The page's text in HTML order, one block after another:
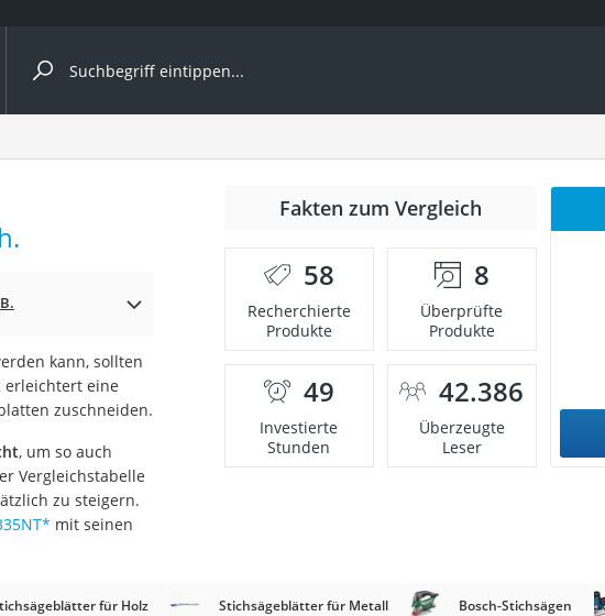
Kategorie
kann, sollten
erleichtert eine
zuschneiden.
, um so auch
Vergleichstabelle
zu steigern.
* mit seinen
Fakten zum Vergleich
58
Recherchierte
Produkte
8
Überprüfte
Produkte
49
Investierte
Stunden
42.386
Überzeugte
Leser
für Holz Stichsägeblätter für Metall Bosch-Stichsägen